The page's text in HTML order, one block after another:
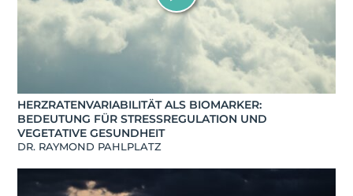
HERZRATENVARIABILITÄT ALS BIOMARKER:
BEDEUTUNG FÜR STRESSREGULATION UND
VEGETATIVE GESUNDHEIT
DR. RAYMOND PAHLPLATZ